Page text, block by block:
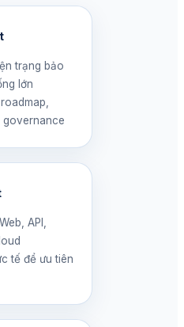
trạng bảo
lớn
governance
API,
tế để ưu tiên